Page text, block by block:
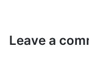
Leave a